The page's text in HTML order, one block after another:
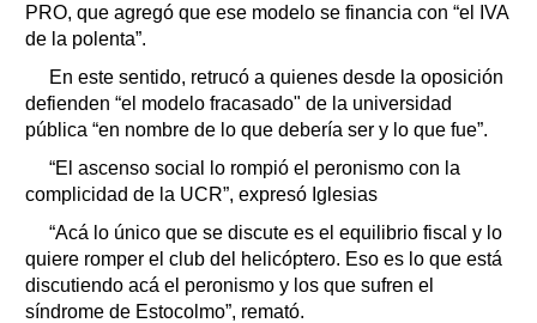
PRO, que agregó que ese modelo se financia con “el IVA
de la polenta”.
En este sentido, retrucó a quienes desde la oposición
defienden “el modelo fracasado" de la universidad
pública “en nombre de lo que debería ser y lo que fue”.
“El ascenso social lo rompió el peronismo con la
complicidad de la UCR”, expresó Iglesias
“Acá lo único que se discute es el equilibrio fiscal y lo
quiere romper el club del helicóptero. Eso es lo que está
discutiendo acá el peronismo y los que sufren el
síndrome de Estocolmo”, remató.